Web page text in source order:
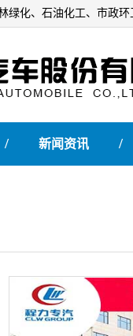
绿化、石油化工、市政
/ 新闻资讯 /